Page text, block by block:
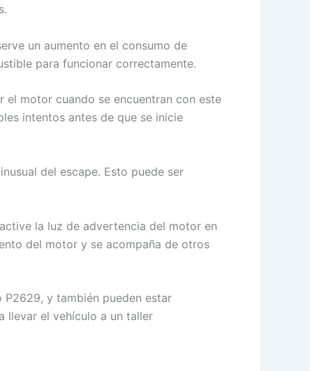
un aumento en el consumo de
para funcionar correctamente.
motor cuando se encuentran con este
intentos antes de que se inicie
del escape. Esto puede ser
la luz de advertencia del motor en
del motor y se acompaña de otros
y también pueden estar
llevar el vehículo a un taller